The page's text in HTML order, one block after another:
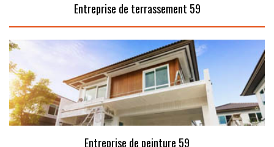
Entreprise de terrassement 59
Entreprise de peinture 59